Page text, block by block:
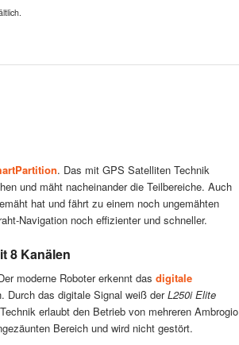
. Das mit GPS Satelliten Technik
und mäht nacheinander die Teilbereiche. Auch
hat und fährt zu einem noch ungemähten
Navigation noch effizienter und schneller.
8 Kanälen
moderne Roboter erkennt das digitale
Durch das digitale Signal weiß derL250i Elite
erlaubt den Betrieb von mehreren Ambrogio
Bereich und wird nicht gestört.